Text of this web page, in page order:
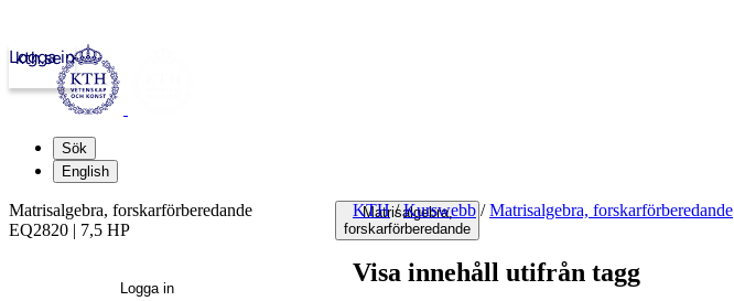
kth.se
Logga in
Sök
English
Matrisalgebra,
forskarförberedande
KTH / Kurswebb / Matrisalgebra, forskarförberedande
Visa innehåll utifrån tagg
Matrisalgebra, forskarförberedande
EQ2820 | 7,5 HP
Logga in